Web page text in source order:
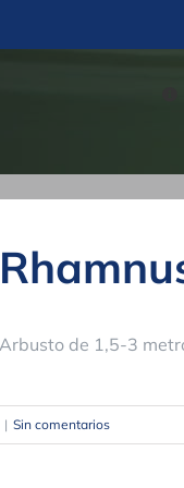
Arbusto de 1,5-3
| Sin comentarios